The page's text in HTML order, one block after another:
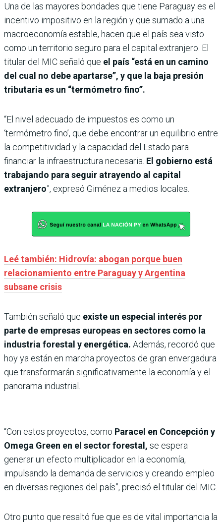
Una de las mayores bondades que tiene Paraguay es el
incentivo impositivo en la región y que sumado a una
macroeconomía estable, hacen que el país sea visto
como un territorio seguro para el capital extranjero. El
titular del MIC señaló que el país “está en un camino
del cual no debe apartarse”, y que la baja presión
tributaria es un “termómetro fino”.
“El nivel adecuado de impuestos es como un
‘termómetro fino’, que debe encontrar un equilibrio entre
la competitividad y la capacidad del Estado para
financiar la infraestructura necesaria. El gobierno está
trabajando para seguir atrayendo al capital
extranjero”, expresó Giménez a medios locales.
Leé también: Hidrovía: abogan porque buen
relacionamiento entre Paraguay y Argentina
subsane crisis
También señaló que existe un especial interés por
parte de empresas europeas en sectores como la
industria forestal y energética. Además, recordó que
hoy ya están en marcha proyectos de gran envergadura
que transformarán significativamente la economía y el
panorama industrial.
“Con estos proyectos, como Paracel en Concepción y
Omega Green en el sector forestal, se espera
generar un efecto multiplicador en la economía,
impulsando la demanda de servicios y creando empleo
en diversas regiones del país”, precisó el titular del MIC.
Otro punto que resaltó fue que es de vital importancia la